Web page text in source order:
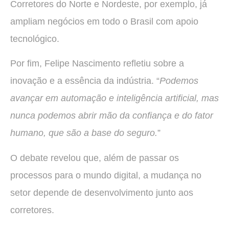
Corretores do Norte e Nordeste, por exemplo, já
ampliam negócios em todo o Brasil com apoio
tecnológico.
Por fim, Felipe Nascimento refletiu sobre a
inovação e a essência da indústria. “Podemos
avançar em automação e inteligência artificial, mas
nunca podemos abrir mão da confiança e do fator
humano, que são a base do seguro.”
O debate revelou que, além de passar os
processos para o mundo digital, a mudança no
setor depende de desenvolvimento junto aos
corretores.